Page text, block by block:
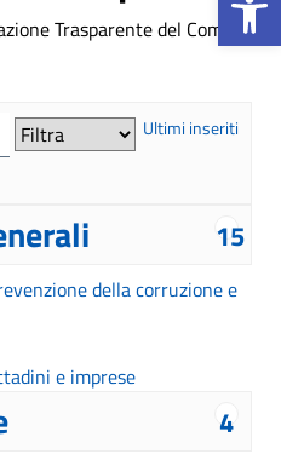
Trasparente del Comune
Ultimi inseriti
15
della corruzione e
e imprese
4